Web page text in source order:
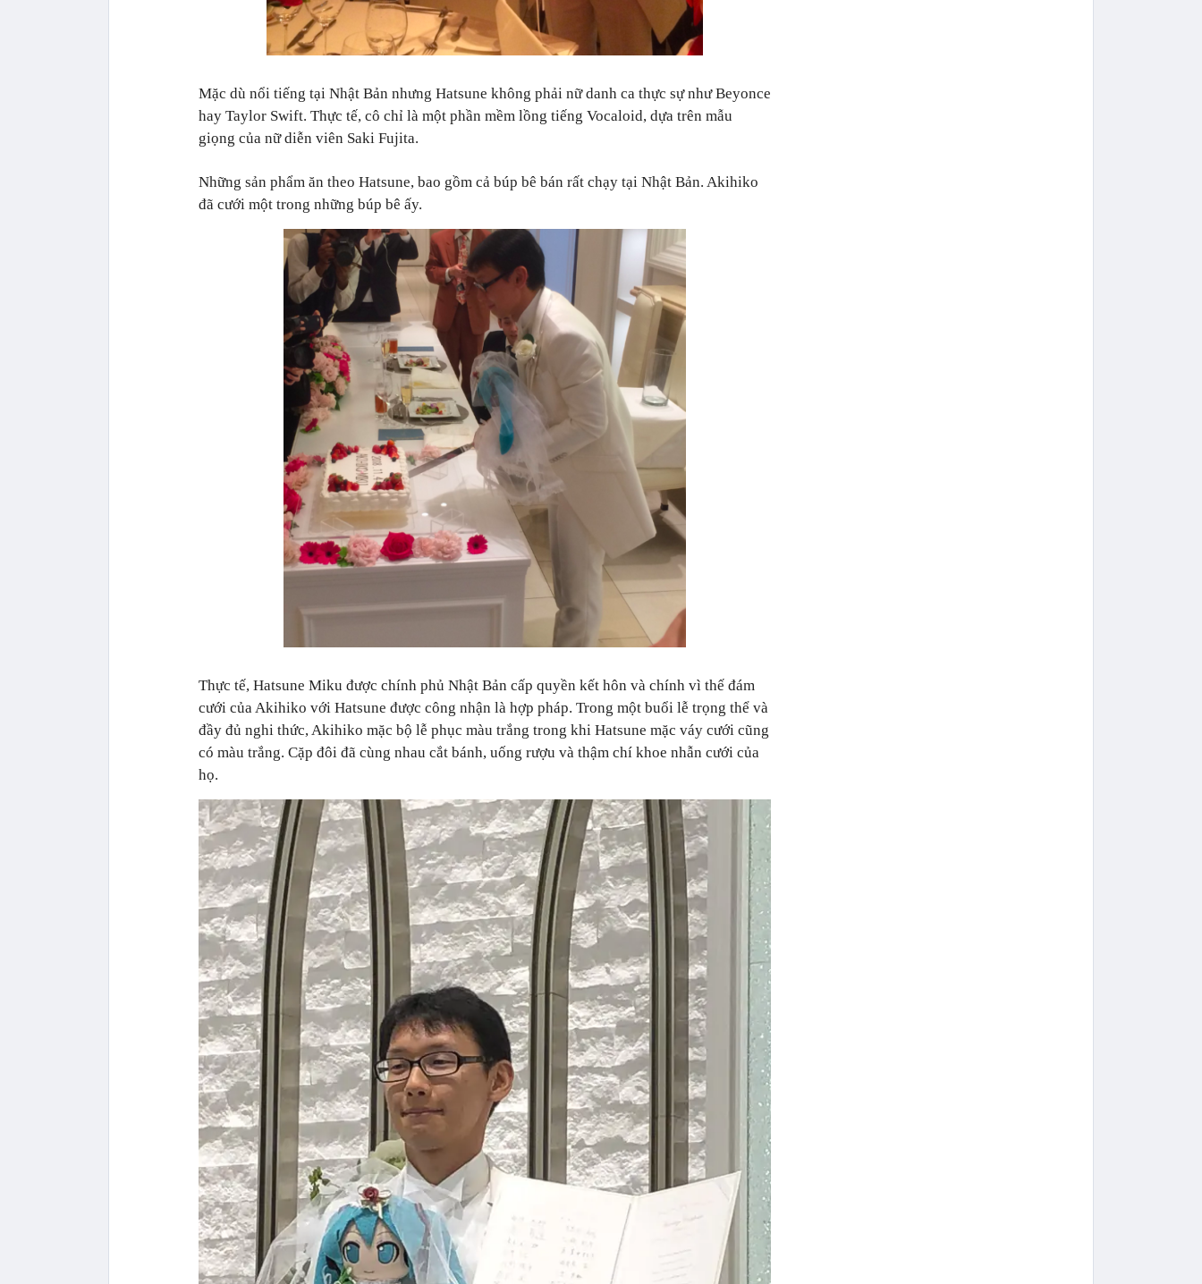
Mặc dù nổi tiếng tại Nhật Bản nhưng Hatsune không phải nữ danh ca thực sự như Beyonce
hay Taylor Swift. Thực tế, cô chỉ là một phần mềm lồng tiếng Vocaloid, dựa trên mẫu
giọng của nữ diễn viên Saki Fujita.
Những sản phẩm ăn theo Hatsune, bao gồm cả búp bê bán rất chạy tại Nhật Bản. Akihiko
đã cưới một trong những búp bê ấy.
Thực tế, Hatsune Miku được chính phủ Nhật Bản cấp quyền kết hôn và chính vì thế đám
cưới của Akihiko với Hatsune được công nhận là hợp pháp. Trong một buổi lễ trọng thể và
đầy đủ nghi thức, Akihiko mặc bộ lễ phục màu trắng trong khi Hatsune mặc váy cưới cũng
có màu trắng. Cặp đôi đã cùng nhau cắt bánh, uống rượu và thậm chí khoe nhẫn cưới của
họ.